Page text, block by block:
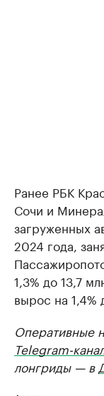
Ранее РБК
Сочи и
загруженных
2024 года,
1,3% до 13,7
вырос на 1,4%
Оперативные
Telegram-
лонгриды — в